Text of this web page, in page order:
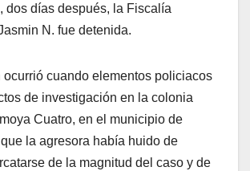
dos días después, la Fiscalía
N. fue detenida.
ocurrió cuando elementos policiacos
de investigación en la colonia
Cuatro, en el municipio de
la agresora había huido de
de la magnitud del caso y de